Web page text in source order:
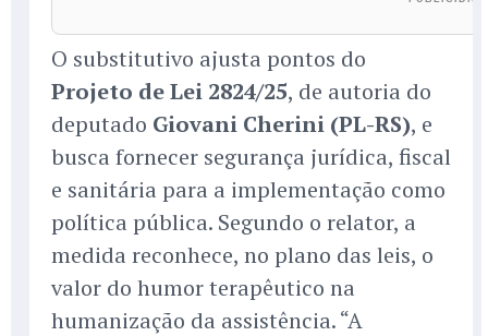
O substitutivo ajusta pontos do
Projeto de Lei 2824/25, de autoria do
deputado Giovani Cherini (PL-RS), e
busca fornecer segurança jurídica, fiscal
e sanitária para a implementação como
política pública. Segundo o relator, a
medida reconhece, no plano das leis, o
valor do humor terapêutico na
humanização da assistência. “A